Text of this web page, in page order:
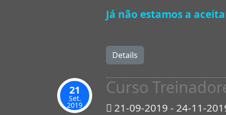
Já não estamos a
Details
21
Set.
2019
Curso
21-09-2019 - 24-11-